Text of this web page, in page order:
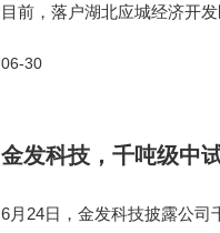
目前，落户湖北应城经济开
公司今年已完成30万张托盘产
06-30
金发科技，千吨级中
6月24日，金发科技披露公司